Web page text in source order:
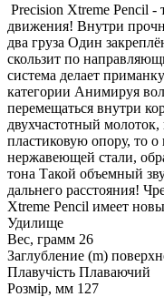
Precision Xtreme Pencil
движения! Внутри
два груза Один
скользит по
система делает
категории Анимируя
перемещаться внутри
двухчастотный
пластиковую опору, то
нержавеющей стали,
тона Такой объемный
дальнего расстояния!
Xtreme Pencil имеет
Удилище
Вес, грамм 26
Заглубление (m)
Плавучість Плаваючий
Розмір, мм 127